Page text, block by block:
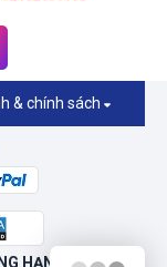
& chính sách
HẠNH